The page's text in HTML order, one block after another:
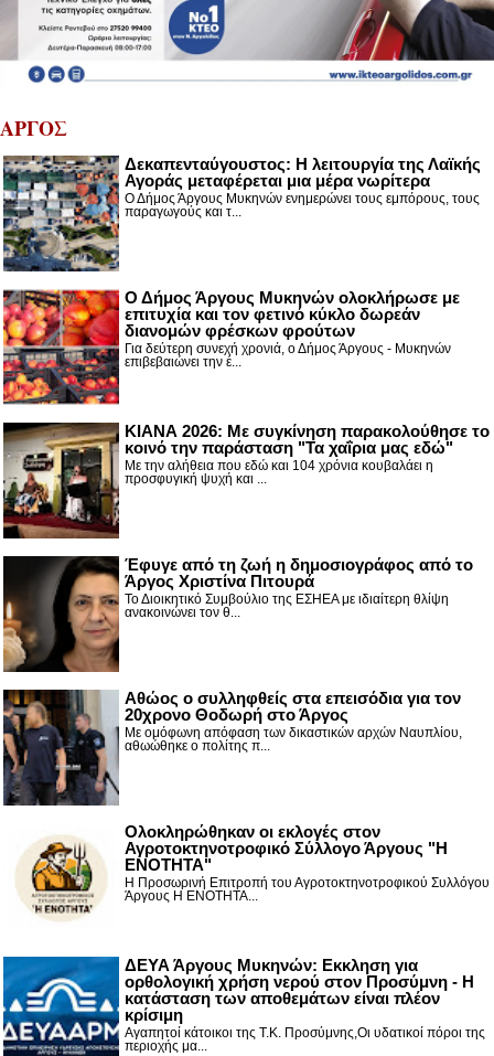
ΑΡΓΟΣ
Δεκαπενταύγουστος: H λειτουργία της Λαϊκής
Αγοράς μεταφέρεται μια μέρα νωρίτερα
Ο Δήμος Άργους Μυκηνών ενημερώνει τους εμπόρους, τους
παραγωγούς και τ...
Ο Δήμος Άργους Μυκηνών ολοκλήρωσε με
επιτυχία και τον φετινό κύκλο δωρεάν
διανομών φρέσκων φρούτων
Για δεύτερη συνεχή χρονιά, ο Δήμος Άργους - Μυκηνών
επιβεβαιώνει την έ...
ΚΙΑΝΑ 2026: Με συγκίνηση παρακολούθησε το
κοινό την παράσταση "Τα χαΐρια μας εδώ"
Με την αλήθεια που εδώ και 104 χρόνια κουβαλάει η
προσφυγική ψυχή και ...
Έφυγε από τη ζωή η δημοσιογράφος από το
Άργος Χριστίνα Πιτουρά
Το Διοικητικό Συμβούλιο της ΕΣΗΕΑ με ιδιαίτερη θλίψη
ανακοινώνει τον θ...
Αθώος ο συλληφθείς στα επεισόδια για τον
20χρονο Θοδωρή στο Άργος
Με ομόφωνη απόφαση των δικαστικών αρχών Ναυπλίου,
αθωώθηκε ο πολίτης π...
Ολοκληρώθηκαν οι εκλογές στον
Αγροτοκτηνοτροφικό Σύλλογο Άργους "Η
ΕΝΟΤΗΤΑ"
Η Προσωρινή Επιτροπή του Αγροτοκτηνοτροφικού Συλλόγου
Άργους Η ΕΝΟΤΗΤΑ...
ΔΕΥΑ Άργους Μυκηνών: Εκκληση για
ορθολογική χρήση νερού στον Προσύμνη - Η
κατάσταση των αποθεμάτων είναι πλέον
κρίσιμη
Αγαπητοί κάτοικοι της Τ.Κ. Προσύμνης,Οι υδατικοί πόροι της
περιοχής μα...